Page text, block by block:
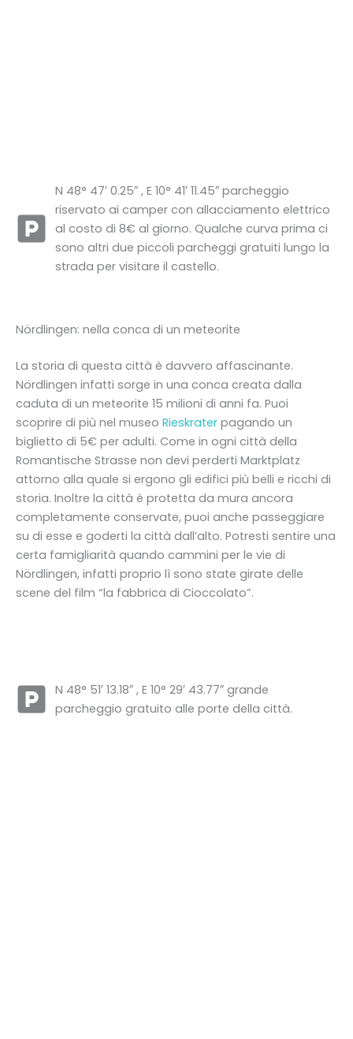
N 48° 47′ 0.25″ , E 10° 41′ 11.45″ parcheggio
riservato ai camper con allacciamento elettrico
al costo di 8€ al giorno. Qualche curva prima ci
sono altri due piccoli parcheggi gratuiti lungo la
strada per visitare il castello.
Nördlingen: nella conca di un meteorite
La storia di questa città è davvero affascinante.
Nördlingen infatti sorge in una conca creata dalla
caduta di un meteorite 15 milioni di anni fa. Puoi
scoprire di più nel museo Rieskrater pagando un
biglietto di 5€ per adulti. Come in ogni città della
Romantische Strasse non devi perderti Marktplatz
attorno alla quale si ergono gli edifici più belli e ricchi di
storia. Inoltre la città è protetta da mura ancora
completamente conservate, puoi anche passeggiare
su di esse e goderti la città dall’alto. Potresti sentire una
certa famigliarità quando cammini per le vie di
Nördlingen, infatti proprio lì sono state girate delle
scene del film “la fabbrica di Cioccolato”.
N 48° 51′ 13.18″ , E 10° 29′ 43.77″ grande
parcheggio gratuito alle porte della città.